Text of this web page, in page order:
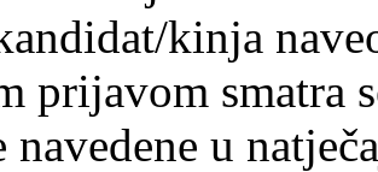
kinja
prijavom smatra
u